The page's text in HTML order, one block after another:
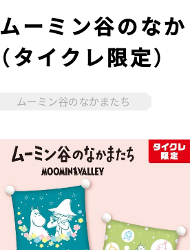
ムーミン谷のな
（タイクレ限定）
ムーミン谷のなかまたち